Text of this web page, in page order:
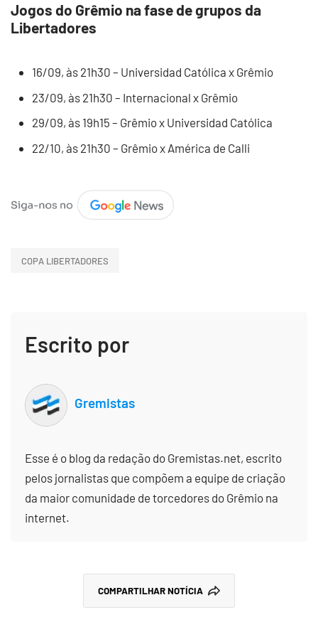
Jogos do Grêmio na fase de grupos da
Libertadores
16/09, às 21h30 – Universidad Católica x Grêmio
23/09, às 21h30 – Internacional x Grêmio
29/09, às 19h15 – Grêmio x Universidad Católica
22/10, às 21h30 – Grêmio x América de Calli
COPA LIBERTADORES
Escrito por
Gremistas
Esse é o blog da redação do Gremistas.net, escrito
pelos jornalistas que compõem a equipe de criação
da maior comunidade de torcedores do Grêmio na
internet.
COMPARTILHAR NOTÍCIA